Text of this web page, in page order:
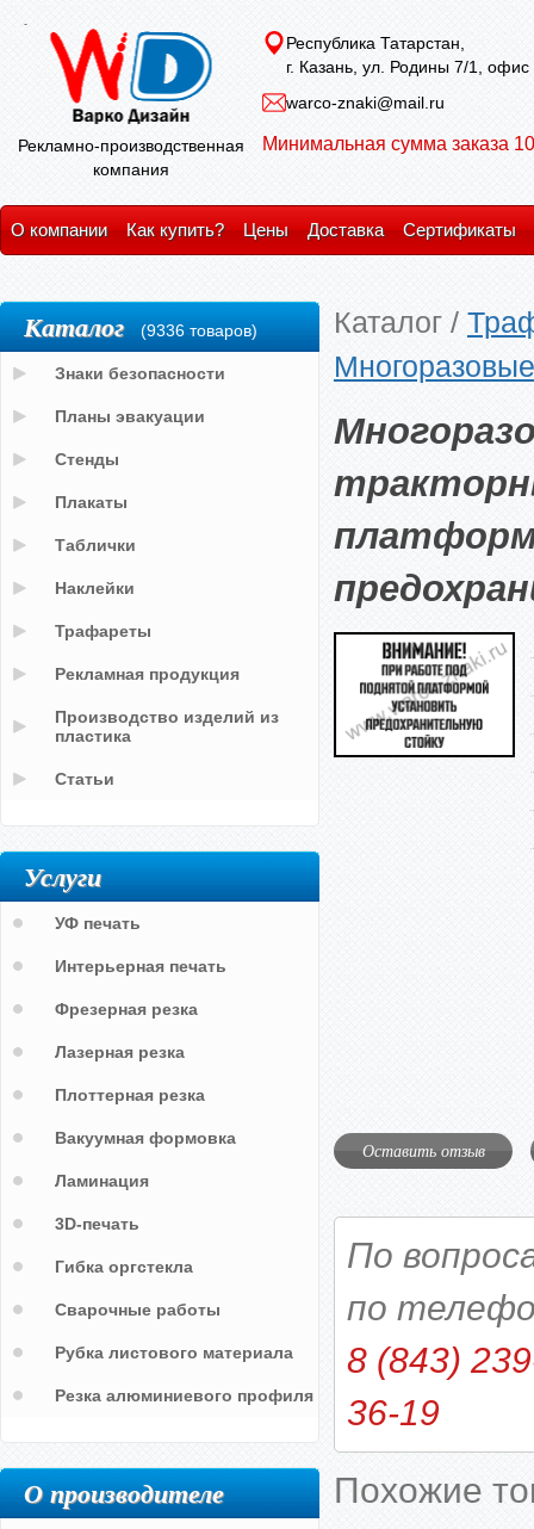
Рекламно-производственная
компания
Республика Татарстан,
г. Казань, ул. Родины 7/1, офис
warco-znaki@mail.ru
Минимальная сумма заказа
О компании Как купить? Цены Доставка Сертификаты
Каталог /
Оставить отзыв
По
по
8 (843)
36-19
Похожие
Каталог (9336 товаров)
Знаки безопасности
Планы эвакуации
Стенды
Плакаты
Таблички
Наклейки
Трафареты
Рекламная продукция
Производство изделий из
пластика
Статьи
Услуги
УФ печать
Интерьерная печать
Фрезерная резка
Лазерная резка
Плоттерная резка
Вакуумная формовка
Ламинация
3D-печать
Гибка оргстекла
Сварочные работы
Рубка листового материала
Резка алюминиевого профиля
О производителе